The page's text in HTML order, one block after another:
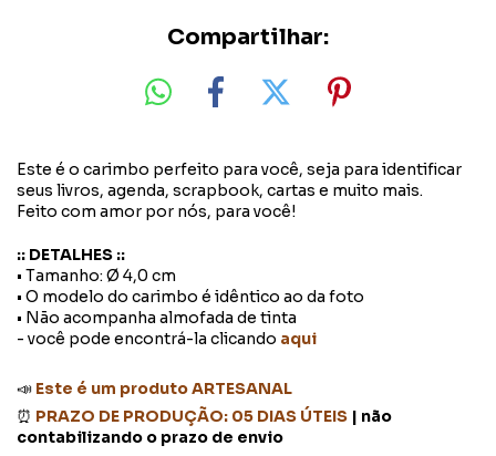
Compartilhar:
Este é o carimbo perfeito para você, seja para identificar
seus livros, agenda, scrapbook, cartas e muito mais.
Feito com amor por nós, para você!
:: DETALHES ::
• Tamanho: Ø 4,0 cm
• O modelo do carimbo é idêntico ao da foto
• Não acompanha almofada de tinta
- você pode encontrá-la clicando aqui
📣 Este é um produto ARTESANAL
⏰ PRAZO DE PRODUÇÃO: 05 DIAS ÚTEIS | não
contabilizando o prazo de envio